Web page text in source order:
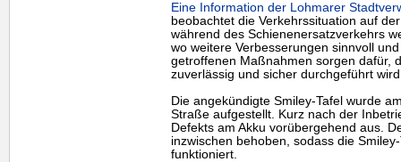
Eine Information der Lohmarer
beobachtet die Verkehrssituation auf
während des Schienenersatzverkehrs
wo weitere Verbesserungen sinnvoll
getroffenen Maßnahmen sorgen dafür,
zuverlässig und sicher durchgeführt
Die angekündigte Smiley-Tafel wurde
Straße aufgestellt. Kurz nach der
Defekts am Akku vorübergehend aus.
inzwischen behoben, sodass die
funktioniert.